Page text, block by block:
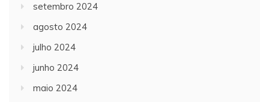
setembro 2024
agosto 2024
julho 2024
junho 2024
maio 2024